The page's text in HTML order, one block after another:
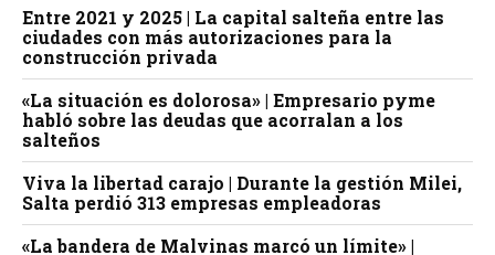
Entre 2021 y 2025 | La capital salteña entre las
ciudades con más autorizaciones para la
construcción privada
«La situación es dolorosa» | Empresario pyme
habló sobre las deudas que acorralan a los
salteños
Viva la libertad carajo | Durante la gestión Milei,
Salta perdió 313 empresas empleadoras
«La bandera de Malvinas marcó un límite» |